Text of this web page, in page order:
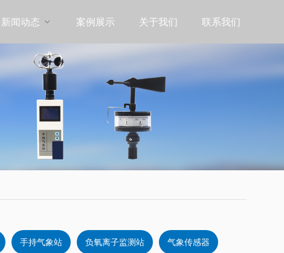
新闻动态  案例展示 关于我们 联系我们
手持气象站 负氧离子监测站 气象传感器